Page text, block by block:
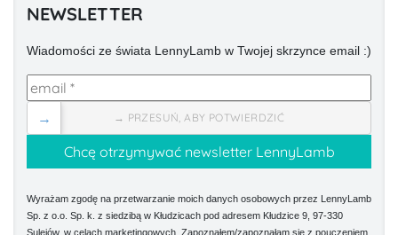
NEWSLETTER
Wiadomości ze świata LennyLamb w Twojej skrzynce email :)
→ PRZESUŃ, ABY POTWIERDZIĆ
→
Wyrażam zgodę na przetwarzanie moich danych osobowych przez LennyLamb
Sp. z o.o. Sp. k. z siedzibą w Kłudzicach pod adresem Kłudzice 9, 97-330
Sulejów, w celach marketingowych. Zapoznałem/zapoznałam się z pouczeniem